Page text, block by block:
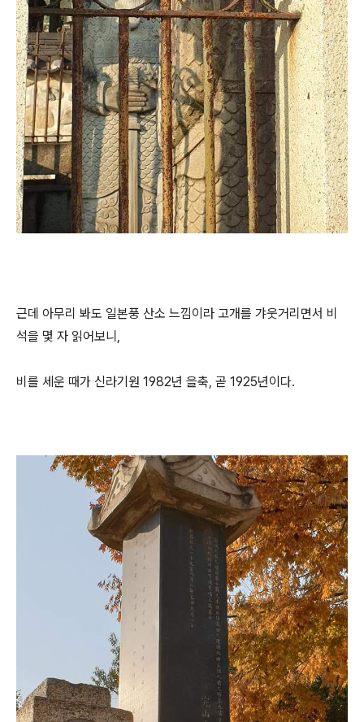
근데 아무리 봐도 일본풍 산소 느낌이라 고개를 갸웃거리면서 비
석을 몇 자 읽어보니,
비를 세운 때가 신라기원 1982년 을축, 곧 1925년이다.